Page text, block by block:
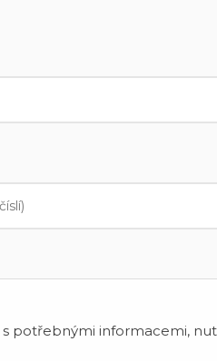
potřebnými informacemi,